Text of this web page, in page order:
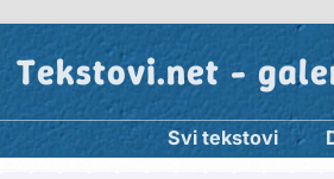
Tekstovi.net -
Svi tekstovi